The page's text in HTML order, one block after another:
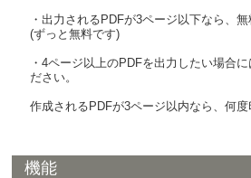
・出力されるPDFが3ページ以下なら、
(ずっと無料です)
・4ページ以上のPDFを出力したい場合
ださい。
作成されるPDFが3ページ以内なら、何度
機能